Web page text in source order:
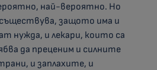
най-вероятно. Но
защото има и
нужда, и лекари, които са
да преценим и силните
и заплахите, и